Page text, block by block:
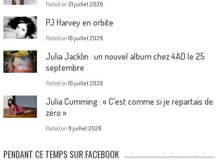
Posted on 21 juillet 2026
PJ Harvey en orbite
Posted on 16 juillet 2026
Julia Jacklin : un nouvel album chez 4AD le 25
septembre
Posted on 10 juillet 2026
Julia Cumming : « C’est comme si je repartais de
zéro »
Posted on 9 juillet 2026
PENDANT CE TEMPS SUR FACEBOOK